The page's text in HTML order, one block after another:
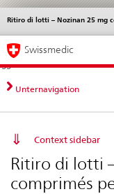
Navigazione
diretta:
novità,
aspetti
contatto
Novità &
Ritiro di lotti – Nozinan 25 mg
Service
Navigation
Swissmedic
Unternavigation
Context sidebar
Ritiro di lotti
comprimés